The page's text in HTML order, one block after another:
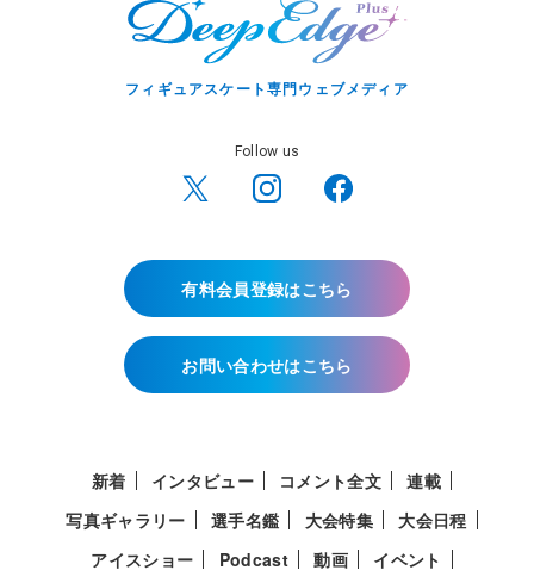
フィギュアスケート専門ウェブメディア
Follow us
有料会員登録はこちら
お問い合わせはこちら
新着 インタビュー コメント全文
連載
写真ギャラリー
選手名鑑 大会特集
大会日程
アイスショー
Podcast 動画 イベント